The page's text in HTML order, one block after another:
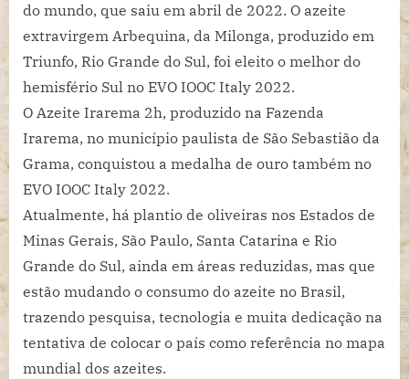
do mundo, que saiu em abril de 2022. O azeite
extravirgem Arbequina, da Milonga, produzido em
Triunfo, Rio Grande do Sul, foi eleito o melhor do
hemisfério Sul no EVO IOOC Italy 2022.
O Azeite Irarema 2h, produzido na Fazenda
Irarema, no município paulista de São Sebastião da
Grama, conquistou a medalha de ouro também no
EVO IOOC Italy 2022.
Atualmente, há plantio de oliveiras nos Estados de
Minas Gerais, São Paulo, Santa Catarina e Rio
Grande do Sul, ainda em áreas reduzidas, mas que
estão mudando o consumo do azeite no Brasil,
trazendo pesquisa, tecnologia e muita dedicação na
tentativa de colocar o país como referência no mapa
mundial dos azeites.